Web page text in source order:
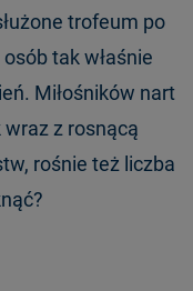
trofeum po
tak właśnie
Miłośników nart
z rosnącą
rośnie też liczba